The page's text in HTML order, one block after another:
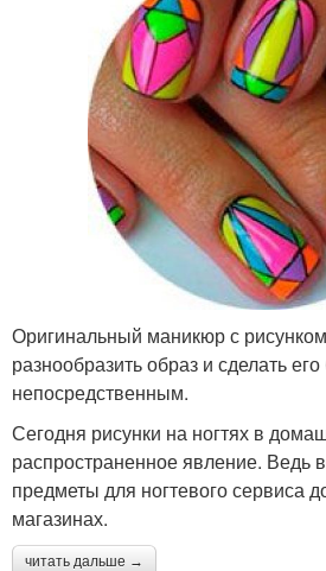
Оригинальный маникюр с
разнообразить образ и сделать
непосредственным.
Сегодня рисунки на ногтях в
распространенное явление. Ведь
предметы для ногтевого сервиса
магазинах.
читать дальше →